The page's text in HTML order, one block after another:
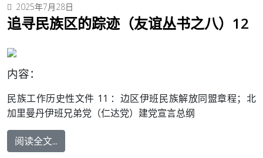
2025年7月28日
追寻民族区的踪迹（友谊丛书之八）12
内容：
民族工作历史性文件 11 ： 边区伊班民族解放同盟章程；北
加里曼丹伊班兄弟党（仁达党）建党宣言总纲
阅读全文...